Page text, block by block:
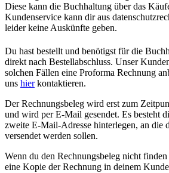
Diese kann die Buchhaltung über das
Kundenservice kann dir aus
leider keine Auskünfte geben.
Du hast bestellt und benötigst für die
direkt nach Bestellabschluss. Unser
solchen Fällen eine Proforma Rechnung
uns hierkontaktieren.
Der Rechnungsbeleg wird erst zum
und wird per E-Mail gesendet. Es besteht
zweite E-Mail-Adresse hinterlegen, an die
versendet werden sollen.
Wenn du den Rechnungsbeleg nicht
eine Kopie der Rechnung in deinem